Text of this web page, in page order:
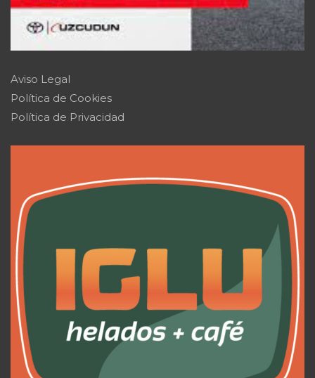
Aviso Legal
Política de Cookies
Política de Privacidad